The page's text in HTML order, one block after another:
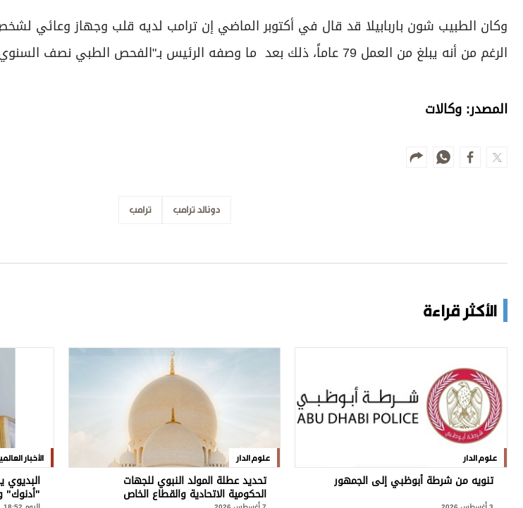
الرغم من أنه يبلغ من العمل 79 عاماً، ذلك بعد ما وصفه الرئيس بـ"الفحص الطبي نصف السنوي".
المصدر: وكالات
دونالد ترامب ترامب
الأكثر قراءة
علوم الدار
تنويه من شرطة أبوظبي إلى الجمهور
علوم الدار
تحديد عطلة المولد النبوي للجهات
الحكومية الاتحادية والقطاع الخاص
الأخبار
البديوي
"أدنوك"